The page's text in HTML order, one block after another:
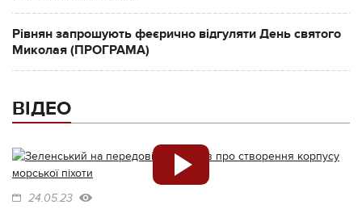
Рівнян запрошують феєрично відгуляти День святого
Миколая (ПРОГРАМА)
ВІДЕО
24.05.23